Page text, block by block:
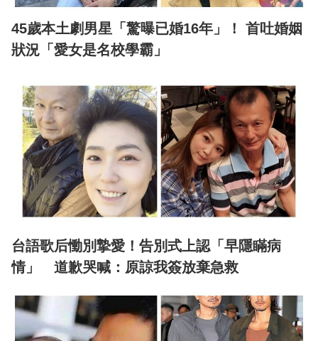
45歲本土劇男星「驚曝已婚16年」！ 首吐婚姻
狀況「愛女是名校學霸」
台語歌后慟別摯愛！告別式上認「早隱瞞病
情」 道歉哭喊：原諒我簽放棄急救